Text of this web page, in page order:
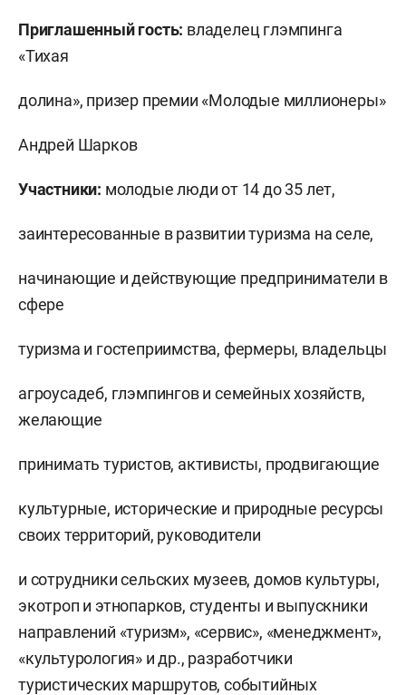
Приглашенный гость: владелец глэмпинга
«Тихая
долина», призер премии «Молодые миллионеры»
Андрей Шарков
Участники: молодые люди от 14 до 35 лет,
заинтересованные в развитии туризма на селе,
начинающие и действующие предприниматели в
сфере
туризма и гостеприимства, фермеры, владельцы
агроусадеб, глэмпингов и семейных хозяйств,
желающие
принимать туристов, активисты, продвигающие
культурные, исторические и природные ресурсы
своих территорий, руководители
и сотрудники сельских музеев, домов культуры,
экотроп и этнопарков, студенты и выпускники
направлений «туризм», «сервис», «менеджмент»,
«культурология» и др., разработчики
туристических маршрутов, событийных